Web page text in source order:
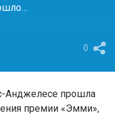
0
Анджелесе прошла
премии «Эмми»,